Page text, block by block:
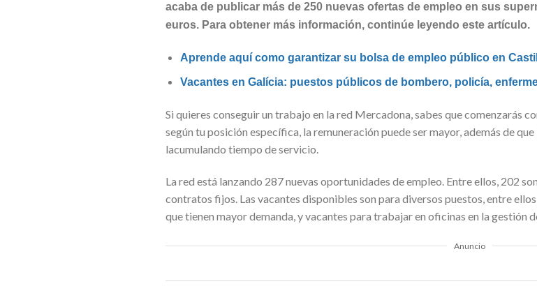
acaba de publicar más de 250 nuevas ofertas de empleo en sus
euros. Para obtener más información, continúe leyendo este artículo.
Aprende aquí como garantizar su bolsa de empleo público en
Vacantes en Galícia: puestos públicos de bombero, policía,
Si quieres conseguir un trabajo en la red Mercadona, sabes que comenzarás
según tu posición específica, la remuneración puede ser mayor, además de
lacumulando tiempo de servicio.
La red está lanzando 287 nuevas oportunidades de empleo. Entre ellos, 202
contratos fijos. Las vacantes disponibles son para diversos puestos, entre
que tienen mayor demanda, y vacantes para trabajar en oficinas en la gestión
Anuncio